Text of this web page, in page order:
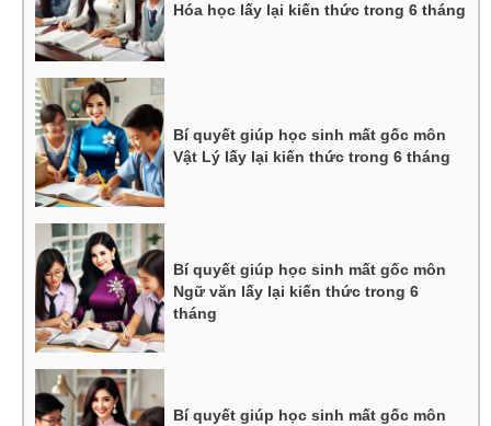
Hóa học lấy lại kiến thức trong 6 tháng
Bí quyết giúp học sinh mất gốc môn
Vật Lý lấy lại kiến thức trong 6 tháng
Bí quyết giúp học sinh mất gốc môn
Ngữ văn lấy lại kiến thức trong 6
tháng
Bí quyết giúp học sinh mất gốc môn